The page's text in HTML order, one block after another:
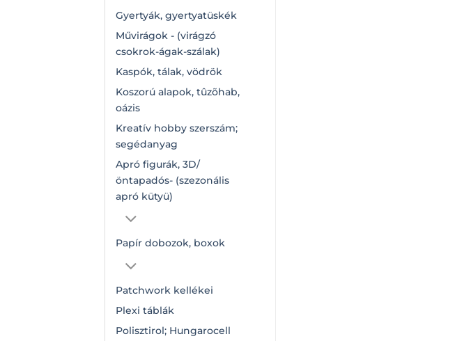
Gyertyák, gyertyatüskék
Művirágok - (virágzó
csokrok-ágak-szálak)
Kaspók, tálak, vödrök
Koszorú alapok, tûzõhab,
oázis
Kreatív hobby szerszám;
segédanyag
Apró figurák, 3D/
öntapadós- (szezonális
apró kütyü)
Papír dobozok, boxok
Patchwork kellékei
Plexi táblák
Polisztirol; Hungarocell